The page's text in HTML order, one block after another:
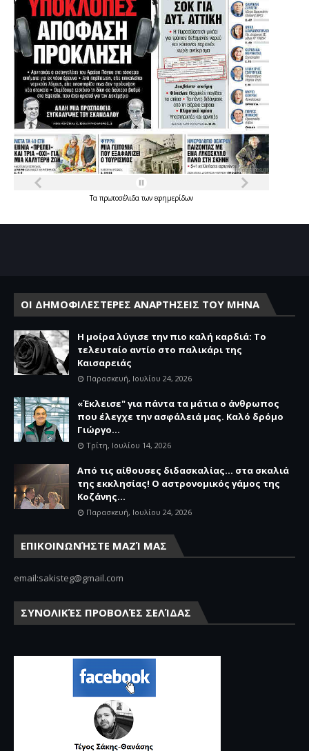
Τα πρωτοσέλιδατων εφημερίδων
ΟΙ ΔΗΜΟΦΙΛΕΣΤΕΡΕΣ ΑΝΑΡΤΗΣΕΙΣ ΤΟΥ ΜΗΝΑ
Η μοίρα λύγισε την πιο καλή καρδιά: Το
τελευταίο αντίο στο παλικάρι της
Καισαρειάς
Παρασκευή, Ιουλίου 24, 2026
«Έκλεισε" για πάντα τα μάτια ο άνθρωπος
που έλεγχε την ασφάλειά μας. Καλό δρόμο
Γιώργο...
Τρίτη, Ιουλίου 14, 2026
Από τις αίθουσες διδασκαλίας… στα σκαλιά
της εκκλησίας! Ο αστρονομικός γάμος της
Κοζάνης...
Παρασκευή, Ιουλίου 24, 2026
ΕΠΙΚΟΙΝΩΝΉΣΤΕ ΜΑΖΊ ΜΑΣ
email:sakisteg@gmail.com
ΣΥΝΟΛΙΚΈΣ ΠΡΟΒΟΛΈΣ ΣΕΛΊΔΑΣ